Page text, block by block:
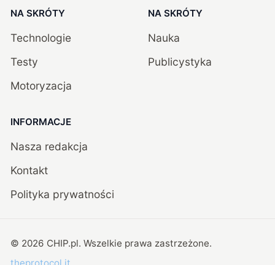
NA SKRÓTY
Technologie
Testy
Motoryzacja
NA SKRÓTY
Nauka
Publicystyka
INFORMACJE
Nasza redakcja
Kontakt
Polityka prywatności
© 2026 CHIP.pl. Wszelkie prawa zastrzeżone.
theprotocol.it